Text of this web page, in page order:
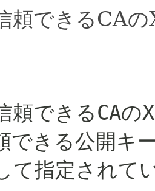
頼できるCA
頼できるCA
できる公開
て指定されて